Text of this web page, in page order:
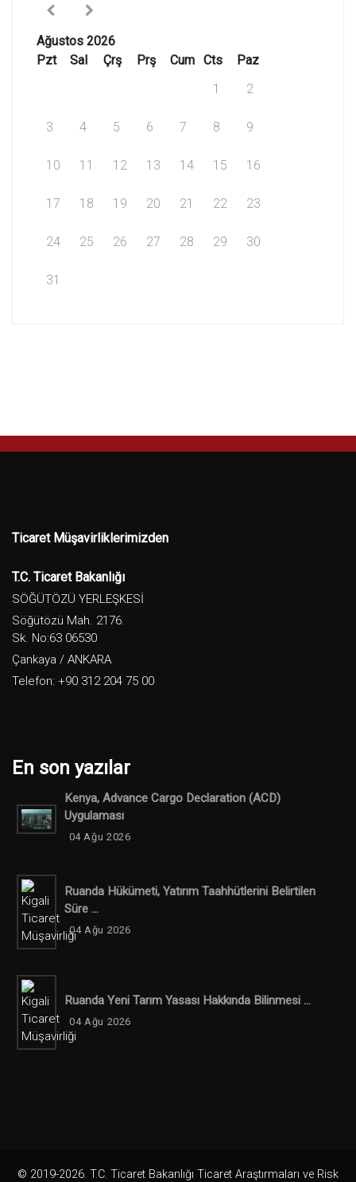
Ağustos 2026
Pzt
Sal Çrş Prş Cum Cts
Paz
1
2
3 4 5 6 7 8 9
10 11 12 13 14 15 16
17 18 19 20 21 22 23
24 25 26 27 28 29 30
31
Ticaret Müşavirliklerimizden
T.C. Ticaret Bakanlığı
SÖĞÜTÖZÜ YERLEŞKESİ
Söğütözü Mah. 2176.
Sk. No:63 06530
Çankaya / ANKARA
Telefon: +90 312 204 75 00
En son yazılar
Kenya, Advance Cargo Declaration (ACD)
Uygulaması
04 Ağu 2026
Ruanda Hükümeti, Yatırım Taahhütlerini Belirtilen
Süre ...
04 Ağu 2026
Ruanda Yeni Tarım Yasası Hakkında Bilinmesi ...
04 Ağu 2026
© 2019-2026. T.C. Ticaret Bakanlığı Ticaret Araştırmaları ve Risk